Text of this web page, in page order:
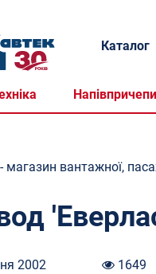
Каталог
Напівпричепи
магазин вантажної,
2002
1649